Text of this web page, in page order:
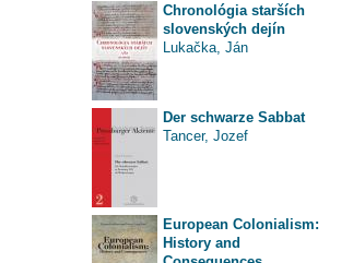
Chronológia starších
slovenských dejín
Lukačka, Ján
Der schwarze Sabbat
Tancer, Jozef
European Colonialism:
History and